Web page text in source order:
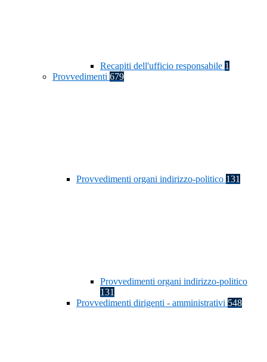
Recapiti dell'ufficio responsabile 1
Provvedimenti 679
Provvedimenti organi indirizzo-politico 131
Provvedimenti organi indirizzo-politico
131
Provvedimenti dirigenti - amministrativi 548